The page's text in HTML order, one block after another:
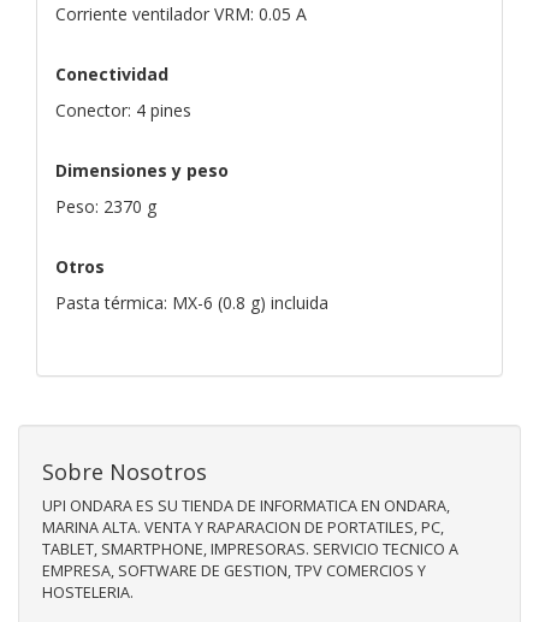
Corriente ventilador VRM: 0.05 A
Conectividad
Conector: 4 pines
Dimensiones y peso
Peso: 2370 g
Otros
Pasta térmica: MX-6 (0.8 g) incluida
Sobre Nosotros
UPI ONDARA ES SU TIENDA DE INFORMATICA EN ONDARA,
MARINA ALTA. VENTA Y RAPARACION DE PORTATILES, PC,
TABLET, SMARTPHONE, IMPRESORAS. SERVICIO TECNICO A
EMPRESA, SOFTWARE DE GESTION, TPV COMERCIOS Y
HOSTELERIA.